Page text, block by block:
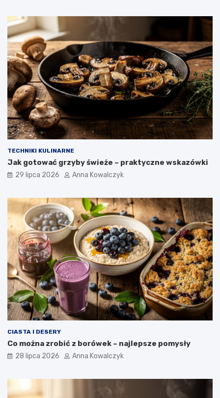
TECHNIKI KULINARNE
Jak gotować grzyby świeże – praktyczne wskazówki
29 lipca 2026 Anna Kowalczyk
CIASTA I DESERY
Co można zrobić z borówek – najlepsze pomysły
28 lipca 2026 Anna Kowalczyk